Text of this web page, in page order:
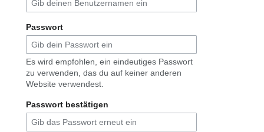
Passwort
Es wird empfohlen, ein eindeutiges Passwort
zu verwenden, das du auf keiner anderen
Website verwendest.
Passwort bestätigen